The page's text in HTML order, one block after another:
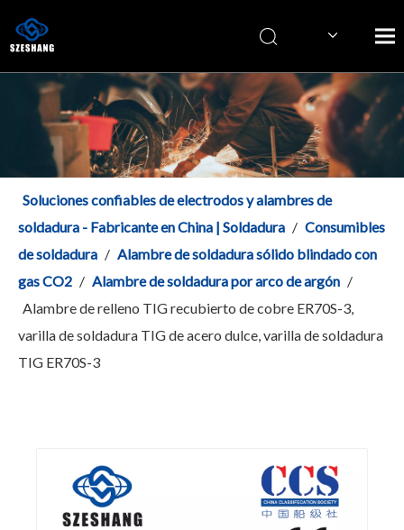
简体中文
English
Soluciones confiables de electrodos y alambres de
soldadura - Fabricante en China | Soldadura / Consumibles
de soldadura / Alambre de soldadura sólido blindado con
gas CO2 / Alambre de soldadura por arco de argón /
Alambre de relleno TIG recubierto de cobre ER70S-3,
varilla de soldadura TIG de acero dulce, varilla de soldadura
TIG ER70S-3